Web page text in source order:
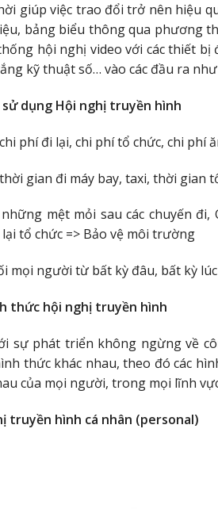
giúp việc trao đổi trở nên hiệu
bảng biểu thông qua phương
hội nghị video với các thiết bị
kỹ thuật số… vào các đầu ra
sử dụng Hội nghị truyền hình
phí đi lại, chi phí tổ chức, chi phí
gian đi máy bay, taxi, thời gian
những mệt mỏi sau các chuyến
tổ chức => Bảo vệ môi trường
mọi người từ bất kỳ đâu, bất kỳ
thức hội nghị truyền hình
sự phát triển không ngừng về
thức khác nhau, theo đó các
của mọi người, trong mọi lĩnh
truyền hình cá nhân (personal)